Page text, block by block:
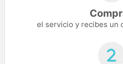
el servicio y recibes un